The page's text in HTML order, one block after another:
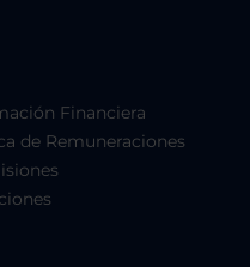
Financiera
de Remuneraciones